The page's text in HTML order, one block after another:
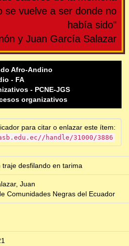
se vuelve a ser donde no
había sido"
y Juan García Salazar
Afro-Andino
- FA
- PCNE-JGS
organizativos
para citar o enlazar este ítem:
handle/31000/3886
traje desfilando en tarima
Juan
Comunidades Negras del Ecuador